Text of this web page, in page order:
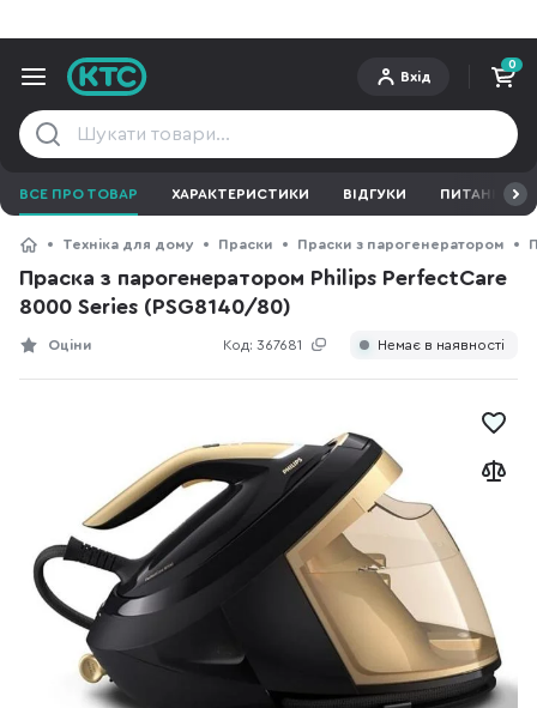
Вхід
0
ВСЕ ПРО ТОВАР ХАРАКТЕРИСТИКИ ВІДГУКИ ПИТАННЯ ТА
Техніка для дому Праски Праски з парогенератором
Праска з парогенератором Philips PerfectCare
8000 Series (PSG8140/80)
Код: 367681
Оціни Немає в наявності